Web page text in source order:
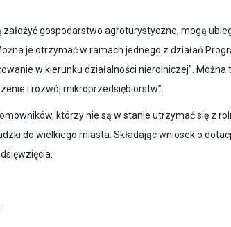
gospodarstwo agroturystyczne, mogą
je otrzymać w ramach jednego z działań
w kierunku działalności nierolniczej”. Można
i rozwój mikroprzedsiębiorstw”.
którzy nie są w stanie utrzymać się z
do wielkiego miasta. Składając wniosek o